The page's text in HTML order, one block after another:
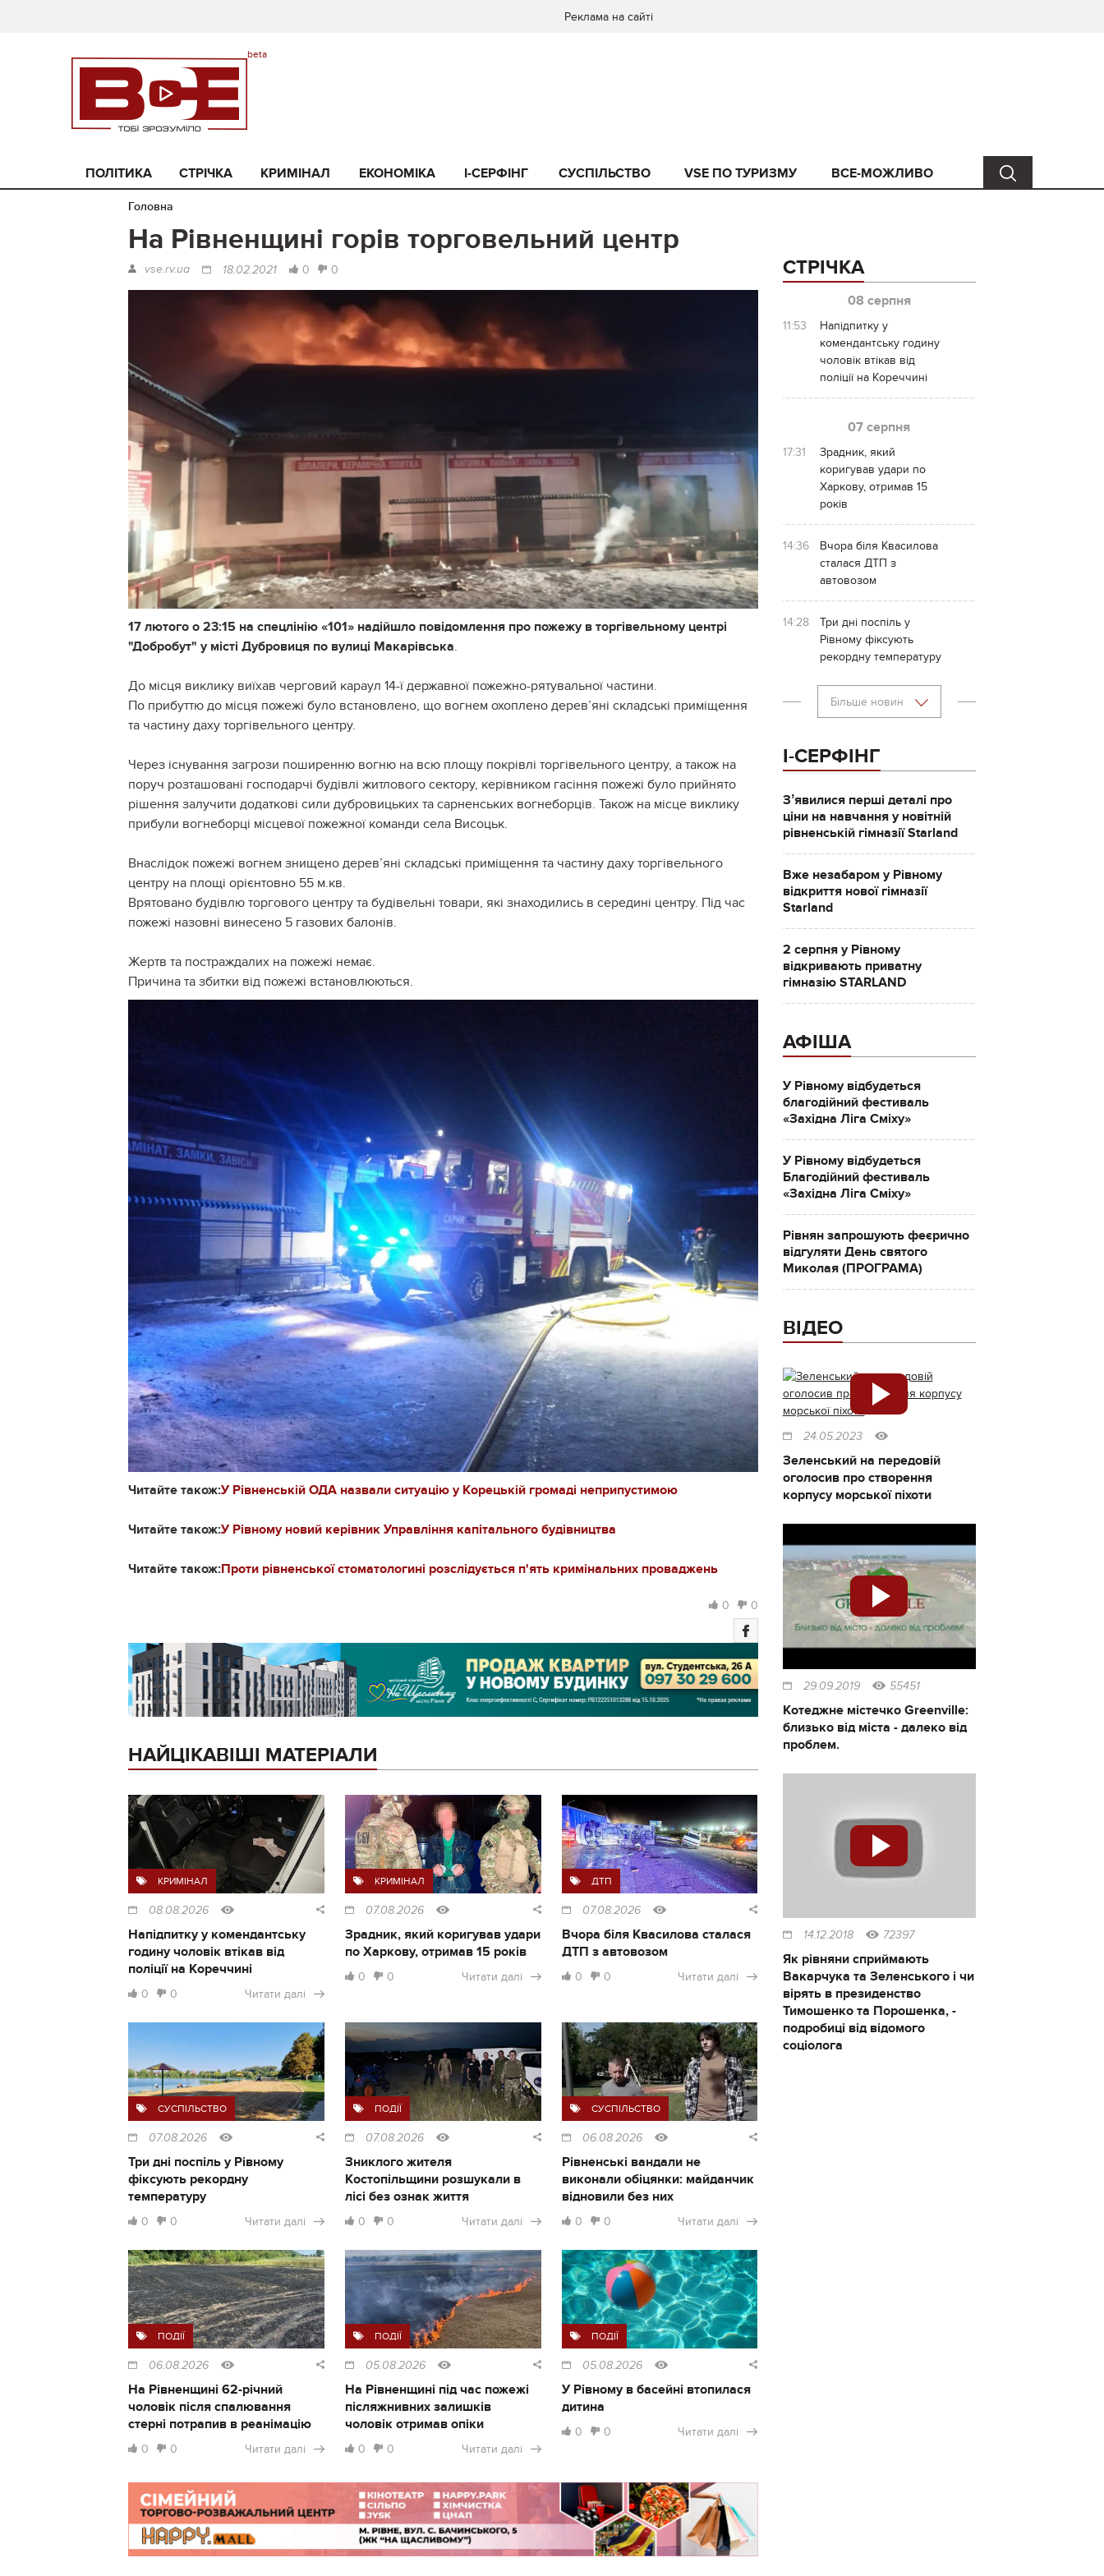
Реклама на сайті
ПОЛІТИКА СТРІЧКА КРИМІНАЛ ЕКОНОМІКА I-СЕРФІНГ СУСПІЛЬСТВО VSE ПО ТУРИЗМУ ВСЕ-МОЖЛИВО
Головна
На Рівненщині горів торговельний центр
vse.rv.ua 18.02.2021 0 0
17 лютого о 23:15 на спецлінію «101» надійшло повідомлення про пожежу в торгівельному центрі
"Добробут" у місті Дубровиця по вулиці Макарівська.
До місця виклику виїхав черговий караул 14-ї державної пожежно-рятувальної частини.
По прибуттю до місця пожежі було встановлено, що вогнем охоплено дерев’яні складські приміщення
та частину даху торгівельного центру.
Через існування загрози поширенню вогню на всю площу покрівлі торгівельного центру, а також на
поруч розташовані господарчі будівлі житлового сектору, керівником гасіння пожежі було прийнято
рішення залучити додаткові сили дубровицьких та сарненських вогнеборців. Також на місце виклику
прибули вогнеборці місцевої пожежної команди села Висоцьк.
Внаслідок пожежі вогнем знищено дерев’яні складські приміщення та частину даху торгівельного
центру на площі орієнтовно 55 м.кв.
Врятовано будівлю торгового центру та будівельні товари, які знаходились в середині центру. Під час
пожежі назовні винесено 5 газових балонів.
Жертв та постраждалих на пожежі немає.
Причина та збитки від пожежі встановлюються.
Читайте також:У Рівненській ОДА назвали ситуацію у Корецькій громаді неприпустимою
Читайте також:У Рівному новий керівник Управління капітального будівництва
Читайте також:Проти рівненської стоматологині розслідується п'ять кримінальних проваджень
0 0
НАЙЦІКАВІШІ МАТЕРІАЛИ
КРИМІНАЛ
08.08.2026
Напідпитку у комендантську
годину чоловік втікав від
поліції на Кореччині
0 0 Читати далі
КРИМІНАЛ
07.08.2026
Зрадник, який коригував удари
по Харкову, отримав 15 років
0 0 Читати далі
ДТП
07.08.2026
Вчора біля Квасилова сталася
ДТП з автовозом
0 0 Читати далі
СУСПІЛЬСТВО
07.08.2026
Три дні поспіль у Рівному
фіксують рекордну
температуру
0 0 Читати далі
ПОДІЇ
07.08.2026
Зниклого жителя
Костопільщини розшукали в
лісі без ознак життя
0 0 Читати далі
СУСПІЛЬСТВО
06.08.2026
Рівненські вандали не
виконали обіцянки: майданчик
відновили без них
0 0 Читати далі
ПОДІЇ
06.08.2026
На Рівненщині 62-річний
чоловік після спалювання
стерні потрапив в реанімацію
0 0 Читати далі
ПОДІЇ
05.08.2026
На Рівненщині під час пожежі
післяжнивних залишків
чоловік отримав опіки
0 0 Читати далі
ПОДІЇ
05.08.2026
У Рівному в басейні втопилася
дитина
0 0 Читати далі
СТРІЧКА
08 серпня
11:53
Напідпитку у
комендантську годину
чоловік втікав від
поліції на Кореччині
07 серпня
17:31
Зрадник, який
коригував удари по
Харкову, отримав 15
років
14:36
Вчора біля Квасилова
сталася ДТП з
автовозом
14:28
Три дні поспіль у
Рівному фіксують
рекордну температуру
Більше новин
І-СЕРФІНГ
Зʼявилися перші деталі про
ціни на навчання у новітній
рівненській гімназії Starland
Вже незабаром у Рівному
відкриття нової гімназії
Starland
2 серпня у Рівному
відкривають приватну
гімназію STARLAND
АФІША
У Рівному відбудеться
благодійний фестиваль
«Західна Ліга Сміху»
У Рівному відбудеться
Благодійний фестиваль
«Західна Ліга Сміху»
Рівнян запрошують феєрично
відгуляти День святого
Миколая (ПРОГРАМА)
ВІДЕО
24.05.2023
Зеленський на передовій
оголосив про створення
корпусу морської піхоти
29.09.2019 55451
Котеджне містечко Greenville:
близько від міста - далеко від
проблем.
14.12.2018 72397
Як рівняни сприймають
Вакарчука та Зеленського і чи
вірять в президенство
Тимошенко та Порошенка, -
подробиці від відомого
соціолога